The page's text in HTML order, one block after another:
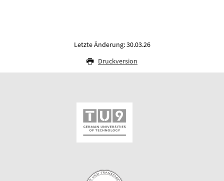
Letzte Änderung: 30.03.26
Druckversion